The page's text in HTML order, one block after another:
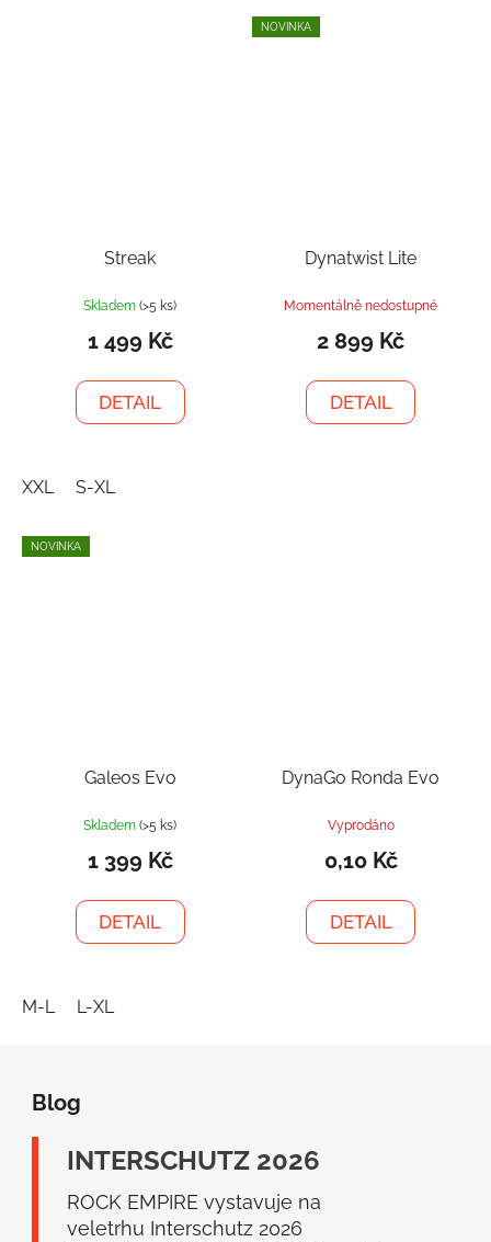
Streak
Skladem(>5 ks)
1 499 Kč
DETAIL
XXL S-XL
NOVINKA
Dynatwist Lite
Momentálně nedostupné
2 899 Kč
DETAIL
NOVINKA
Galeos Evo
Skladem(>5 ks)
1 399 Kč
DETAIL
M-L L-XL
DynaGo Ronda Evo
Vyprodáno
0,10 Kč
DETAIL
Blog
INTERSCHUTZ 2026
ROCK EMPIRE vystavuje na
veletrhu Interschutz 2026